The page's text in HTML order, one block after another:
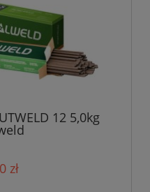
12 5,0kg
zł